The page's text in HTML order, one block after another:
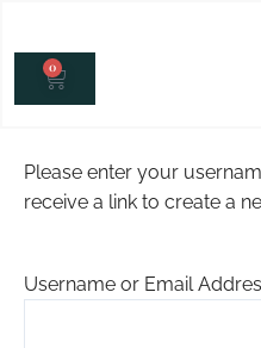
content
0
CART
Please enter your
receive a link to create a
Username or Email